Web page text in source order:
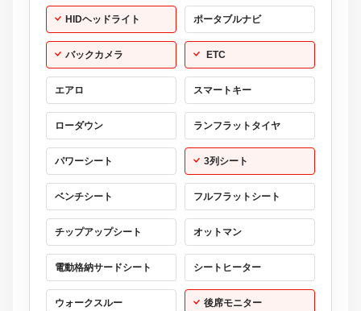
HIDヘッドライト ポータブルナビ
バックカメラ ETC
エアロ スマートキー
ローダウン ランフラットタイヤ
パワーシート 3列シート
ベンチシート フルフラットシート
チップアップシート オットマン
電動格納サードシート シートヒーター
ウォークスルー 後席モニター